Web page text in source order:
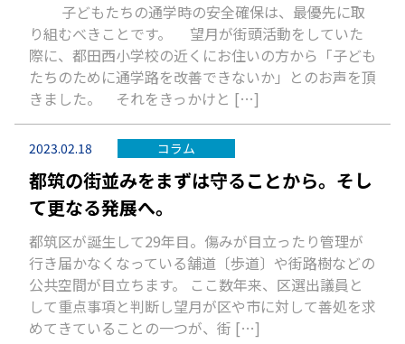
子どもたちの通学時の安全確保は、最優先に取
り組むべきことです。 望月が街頭活動をしていた
際に、都田西小学校の近くにお住いの方から「子ども
たちのために通学路を改善できないか」とのお声を頂
きました。 それをきっかけと […]
2023.02.18 コラム
都筑の街並みをまずは守ることから。そし
て更なる発展へ。
都筑区が誕生して29年目。傷みが目立ったり管理が
行き届かなくなっている舗道〔歩道〕や街路樹などの
公共空間が目立ちます。 ここ数年来、区選出議員と
して重点事項と判断し望月が区や市に対して善処を求
めてきていることの一つが、街 […]